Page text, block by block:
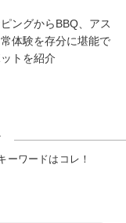
ングからBBQ、アス
体験を存分に堪能で
トを紹介
ーワードはコレ！